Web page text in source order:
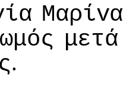
Μαρίvα
μετά